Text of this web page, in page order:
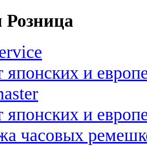
Розница
японских и
японских и
часовых